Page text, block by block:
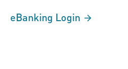
eBanking Login